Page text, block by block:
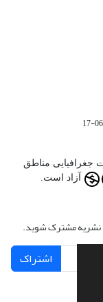
جغرافیایی مناطق
آزاد است.
نشریه مشترک شوید.
اشتراک